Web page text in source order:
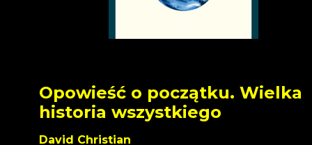
Opowieść o początku. Wielka
historia wszystkiego
David Christian